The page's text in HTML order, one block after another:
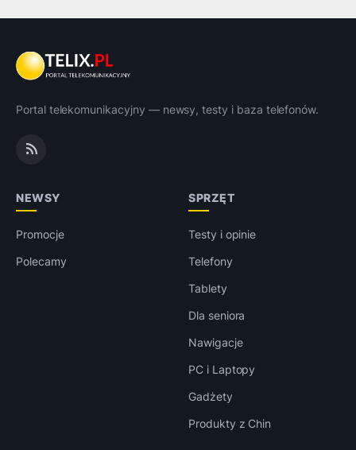
Portal telekomunikacyjny — newsy, testy i baza telefonów.
NEWSY
Promocje
Polecamy
SPRZĘT
Testy i opinie
Telefony
Tablety
Dla seniora
Nawigacje
PC i Laptopy
Gadżety
Produkty z Chin